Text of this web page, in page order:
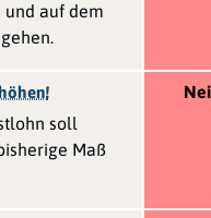
auf dem
soll
Maß